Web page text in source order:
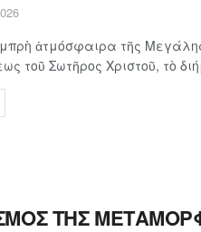
ἀτμόσφαιρα τῆς Μεγάλης
τοῦ Σωτῆρος Χριστοῦ, τὸ
ΤΗΣ